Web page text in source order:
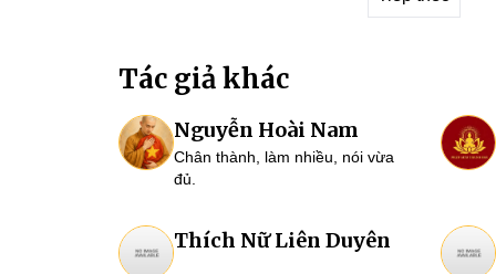
Tác giả khác
Nguyễn Hoài Nam
Chân thành, làm nhiều, nói vừa
đủ.
Thích Nữ Liên Duyên